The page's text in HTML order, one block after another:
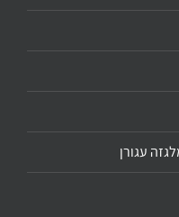
עגורן